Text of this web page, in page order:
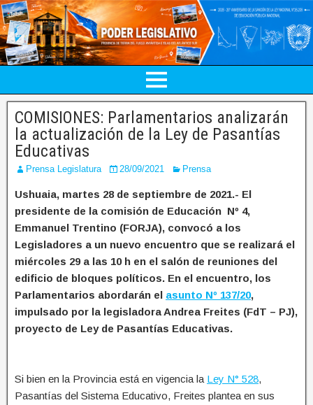
COMISIONES: Parlamentarios analizarán
la actualización de la Ley de Pasantías
Educativas
Prensa Legislatura 28/09/2021 Prensa
Ushuaia, martes 28 de septiembre de 2021.- El
presidente de la comisión de Educación Nº 4,
Emmanuel Trentino (FORJA), convocó a los
Legisladores a un nuevo encuentro que se realizará el
miércoles 29 a las 10 h en el salón de reuniones del
edificio de bloques políticos. En el encuentro, los
Parlamentarios abordarán el asunto Nº 137/20,
impulsado por la legisladora Andrea Freites (FdT – PJ),
proyecto de Ley de Pasantías Educativas.
Si bien en la Provincia está en vigencia la Ley N° 528,
Pasantías del Sistema Educativo, Freites plantea en sus